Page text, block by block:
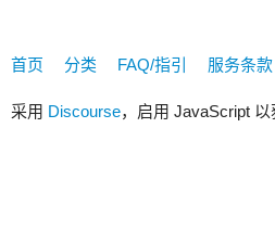
首页 分类 FAQ/指引 服务条款
采用 Discourse，启用 JavaScript